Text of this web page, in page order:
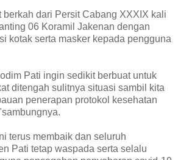
berkah dari Persit Cabang XXXIX kali
06 Koramil Jakenan dengan
kotak serta masker kepada pengguna
Pati ingin sedikit berbuat untuk
ditengah sulitnya situasi sambil kita
penerapan protokol kesehatan
terus membaik dan seluruh
Pati tetap waspada serta selalu